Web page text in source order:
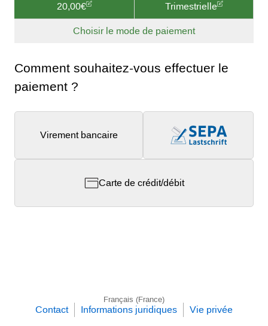
20,00€ Trimestrielle
Choisir le mode de paiement
Comment souhaitez-vous effectuer le
paiement ?
Virement bancaire
Carte de crédit/débit
Français (France)
Contact Informations juridiques Vie privée